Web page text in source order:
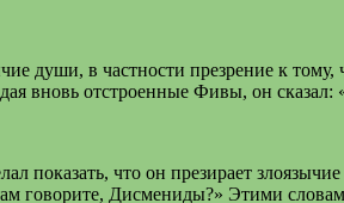
души, в частности презрение к
вновь отстроенные Фивы, он
показать, что он презирает
говорите, Дисмениды?» Этими